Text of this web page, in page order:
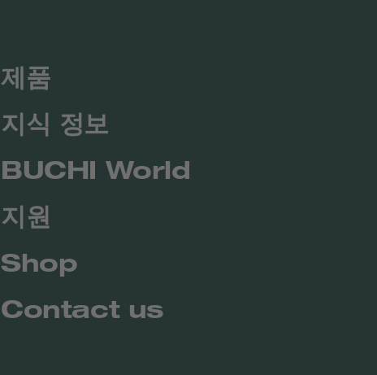
제품
지식 정보
BUCHI World
지원
Shop
Contact us